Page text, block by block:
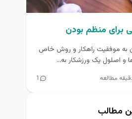
به موفقیت راهکار و روش خاص
و اصلول یک ورزشکار به...
1
مطالب